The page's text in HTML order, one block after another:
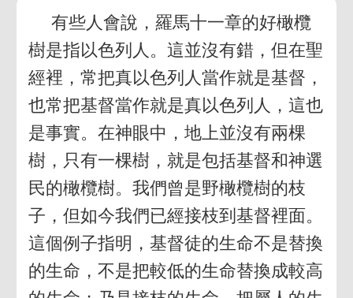
有些人會說，羅馬十一章的好橄欖
樹是指以色列人。這並沒有錯，但在聖
經裡，常把真以色列人當作就是基督，
也常把基督當作就是真以色列人，這也
是事實。在神眼中，地上並沒有兩棵
樹，只有一棵樹，就是包括基督和神選
民的橄欖樹。我們曾是野橄欖樹的枝
子，但如今我們已經接枝到基督裡面。
這個例子指明，基督徒的生命不是替換
的生命，不是把較低的生命替換成較高